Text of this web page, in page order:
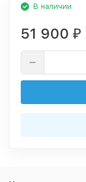
В наличии
51 900 ₽